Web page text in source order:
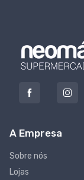
A Empresa
Sobre nós
Lojas